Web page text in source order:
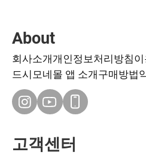
About
회사소개개인정보처리방침
드시모네몰 앱 소개구매방법
고객센터